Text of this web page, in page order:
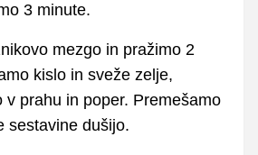
3 minute.
mezgo in pražimo 2
kislo in sveže zelje,
v prahu in poper. Premešamo
sestavine dušijo.